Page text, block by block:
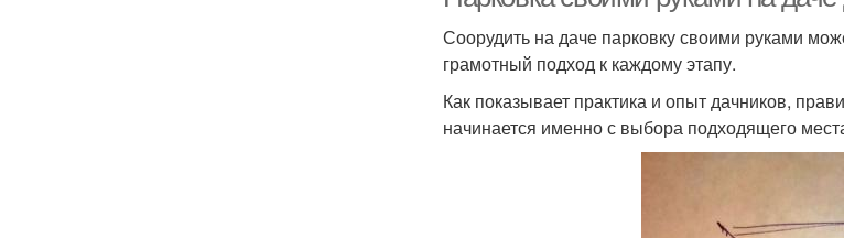
Соорудить на даче парковку своими руками
грамотный подход к каждому этапу.
Как показывает практика и опыт дачников,
начинается именно с выбора подходящего